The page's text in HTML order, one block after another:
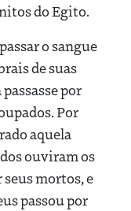
do Egito.
o sangue
de suas
por
Por
aquela
​​ouviram os
mortos, e
passou por